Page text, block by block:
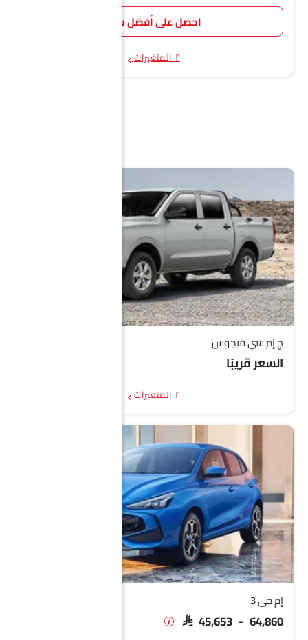
احصل على أفضل سعر
٢ المتغيرات
ج إم سي فيجوس
السعر قريبًا
٢ المتغيرات
إم جي 3
SAR 45,653 - 64,860